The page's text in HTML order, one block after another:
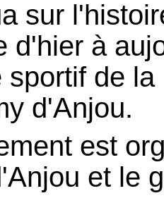
sur
d'hier à
sportif de
d'Anjou.
est
et le